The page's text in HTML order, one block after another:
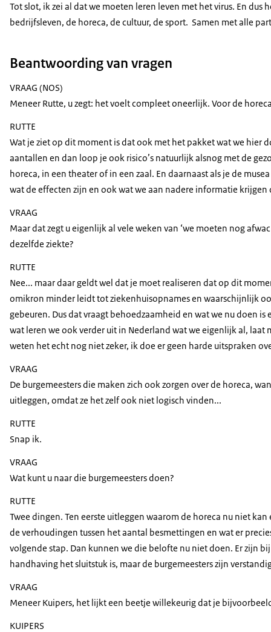
Tot slot, ik zei al dat we moeten leren leven met het virus. En
bedrijfsleven, de horeca, de cultuur, de sport. Samen met alle
Beantwoording van vragen
VRAAG (NOS)
Meneer Rutte, u zegt: het voelt compleet oneerlijk. Voor de
RUTTE
Wat je ziet op dit moment is dat ook met het pakket wat we hier
aantallen en dan loop je ook risico’s natuurlijk alsnog met de
horeca, in een theater of in een zaal. En daarnaast als je de
wat de effecten zijn en ook wat we aan nadere informatie
VRAAG
Maar dat zegt u eigenlijk al vele weken van ‘we moeten nog
dezelfde ziekte?
RUTTE
Nee... maar daar geldt wel dat je moet realiseren dat op dit
omikron minder leidt tot ziekenhuisopnames en waarschijnlijk
gebeuren. Dus dat vraagt behoedzaamheid en wat we nu doen
wat leren we ook verder uit in Nederland wat we eigenlijk al, laat
weten het echt nog niet zeker, ik doe er geen harde uitspraken
VRAAG
De burgemeesters die maken zich ook zorgen over de horeca,
uitleggen, omdat ze het zelf ook niet logisch vinden...
RUTTE
Snap ik.
VRAAG
Wat kunt u naar die burgemeesters doen?
RUTTE
Twee dingen. Ten eerste uitleggen waarom de horeca nu niet
de verhoudingen tussen het aantal besmettingen en wat er
volgende stap. Dan kunnen we die belofte nu niet doen. Er zijn
handhaving het sluitstuk is, maar de burgemeesters zijn
VRAAG
Meneer Kuipers, het lijkt een beetje willekeurig dat je
KUIPERS